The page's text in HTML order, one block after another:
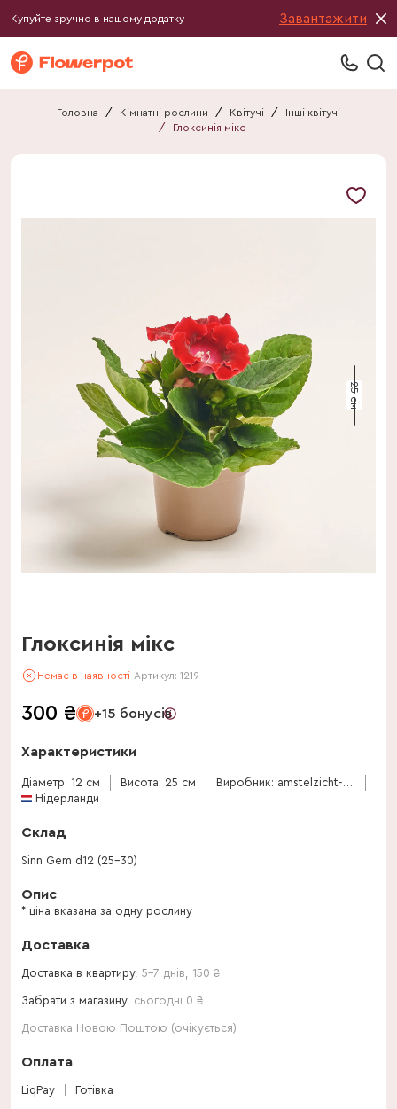
Купуйте зручно в нашому додатку Завантажити
Головна / Кімнатні рослини / Квітучі /
Інші квітучі
/
Глоксинія мікс
25 см
Глоксинія мікс
Немає в наявності Артикул: 1219
300 ₴ +15 бонусів
Характеристики
Діаметр: 12 см Висота: 25 см
Виробник: amstelzicht-bv
Нідерланди
Склад
Sinn Gem d12 (25-30)
Опис
* ціна вказана за одну рослину
Доставка
Доставка в квартиру, 5-7 днів 150 ₴
Забрати з магазину, сьогодні 0 ₴
Доставка Новою Поштою (очікується)
Оплата
LiqPay Готівка